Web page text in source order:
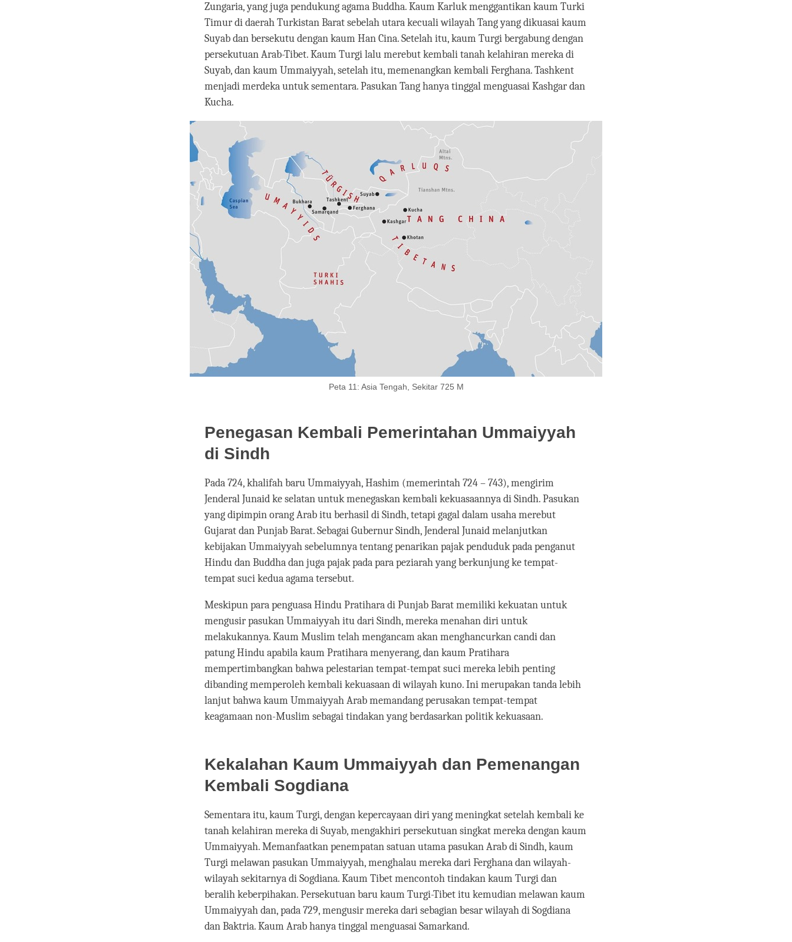
Zungaria, yang juga pendukung agama Buddha. Kaum Karluk menggantikan kaum Turki
Timur di daerah Turkistan Barat sebelah utara kecuali wilayah Tang yang dikuasai kaum
Suyab dan bersekutu dengan kaum Han Cina. Setelah itu, kaum Turgi bergabung dengan
persekutuan Arab-Tibet. Kaum Turgi lalu merebut kembali tanah kelahiran mereka di
Suyab, dan kaum Ummaiyyah, setelah itu, memenangkan kembali Ferghana. Tashkent
menjadi merdeka untuk sementara. Pasukan Tang hanya tinggal menguasai Kashgar dan
Kucha.
Peta 11: Asia Tengah, Sekitar 725 M
Penegasan Kembali Pemerintahan Ummaiyyah
di Sindh
Pada 724, khalifah baru Ummaiyyah, Hashim (memerintah 724 – 743), mengirim
Jenderal Junaid ke selatan untuk menegaskan kembali kekuasaannya di Sindh. Pasukan
yang dipimpin orang Arab itu berhasil di Sindh, tetapi gagal dalam usaha merebut
Gujarat dan Punjab Barat. Sebagai Gubernur Sindh, Jenderal Junaid melanjutkan
kebijakan Ummaiyyah sebelumnya tentang penarikan pajak penduduk pada penganut
Hindu dan Buddha dan juga pajak pada para peziarah yang berkunjung ke tempat-
tempat suci kedua agama tersebut.
Meskipun para penguasa Hindu Pratihara di Punjab Barat memiliki kekuatan untuk
mengusir pasukan Ummaiyyah itu dari Sindh, mereka menahan diri untuk
melakukannya. Kaum Muslim telah mengancam akan menghancurkan candi dan
patung Hindu apabila kaum Pratihara menyerang, dan kaum Pratihara
mempertimbangkan bahwa pelestarian tempat-tempat suci mereka lebih penting
dibanding memperoleh kembali kekuasaan di wilayah kuno. Ini merupakan tanda lebih
lanjut bahwa kaum Ummaiyyah Arab memandang perusakan tempat-tempat
keagamaan non-Muslim sebagai tindakan yang berdasarkan politik kekuasaan.
Kekalahan Kaum Ummaiyyah dan Pemenangan
Kembali Sogdiana
Sementara itu, kaum Turgi, dengan kepercayaan diri yang meningkat setelah kembali ke
tanah kelahiran mereka di Suyab, mengakhiri persekutuan singkat mereka dengan kaum
Ummaiyyah. Memanfaatkan penempatan satuan utama pasukan Arab di Sindh, kaum
Turgi melawan pasukan Ummaiyyah, menghalau mereka dari Ferghana dan wilayah-
wilayah sekitarnya di Sogdiana. Kaum Tibet mencontoh tindakan kaum Turgi dan
beralih keberpihakan. Persekutuan baru kaum Turgi-Tibet itu kemudian melawan kaum
Ummaiyyah dan, pada 729, mengusir mereka dari sebagian besar wilayah di Sogdiana
dan Baktria. Kaum Arab hanya tinggal menguasai Samarkand.